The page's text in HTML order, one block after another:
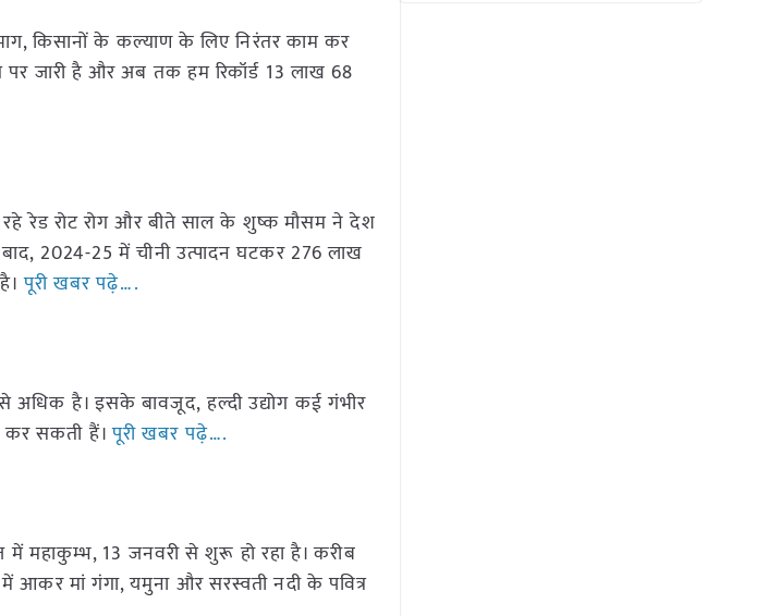
किसानों के कल्याण के लिए निरंतर काम कर
पर जारी है और अब तक हम रिकॉर्ड 13 लाख 68
रहे रेड रोट रोग और बीते साल के शुष्क मौसम ने देश
बाद, 2024-25 में चीनी उत्पादन घटकर 276 लाख
पूरी खबर पढ़े….
से अधिक है। इसके बावजूद, हल्दी उद्योग कई गंभीर
कर सकती हैं।पूरी खबर पढ़े….
महाकुम्भ, 13 जनवरी से शुरू हो रहा है। करीब
मां गंगा, यमुना और सरस्वती नदी के पवित्र